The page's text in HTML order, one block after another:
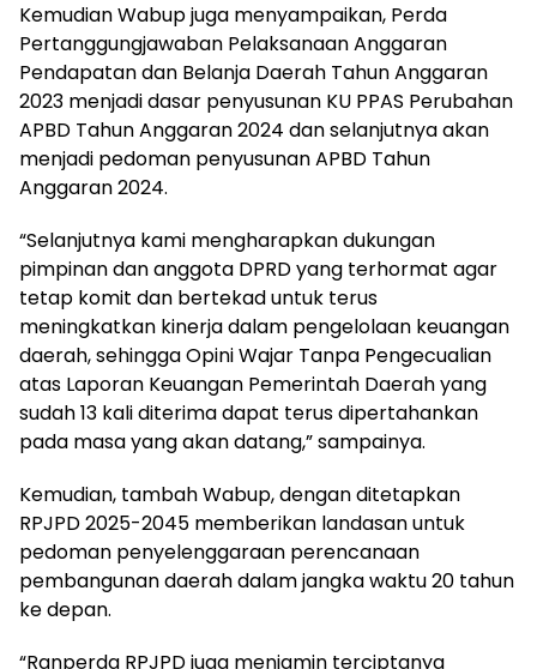
Kemudian Wabup juga menyampaikan, Perda
Pertanggungjawaban Pelaksanaan Anggaran
Pendapatan dan Belanja Daerah Tahun Anggaran
2023 menjadi dasar penyusunan KU PPAS Perubahan
APBD Tahun Anggaran 2024 dan selanjutnya akan
menjadi pedoman penyusunan APBD Tahun
Anggaran 2024.
“Selanjutnya kami mengharapkan dukungan
pimpinan dan anggota DPRD yang terhormat agar
tetap komit dan bertekad untuk terus
meningkatkan kinerja dalam pengelolaan keuangan
daerah, sehingga Opini Wajar Tanpa Pengecualian
atas Laporan Keuangan Pemerintah Daerah yang
sudah 13 kali diterima dapat terus dipertahankan
pada masa yang akan datang,” sampainya.
Kemudian, tambah Wabup, dengan ditetapkan
RPJPD 2025-2045 memberikan landasan untuk
pedoman penyelenggaraan perencanaan
pembangunan daerah dalam jangka waktu 20 tahun
ke depan.
“Ranperda RPJPD juga menjamin terciptanya